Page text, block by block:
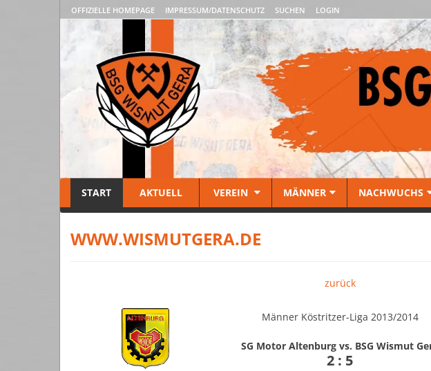
OFFIZIELLE HOMEPAGE IMPRESSUM/DATENSCHUTZ SUCHEN LOGIN
START AKTUELL VEREIN MÄNNER NACHWUCHS
WWW.WISMUTGERA.DE
zurück
Männer Köstritzer-Liga 2013/2014
SG Motor Altenburg vs. BSG Wismut
2 : 5